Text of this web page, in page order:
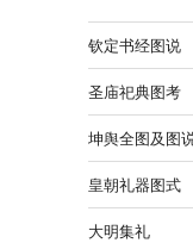
钦定书经图说
圣庙祀典图考
坤舆全图及图
皇朝礼器图式
大明集礼